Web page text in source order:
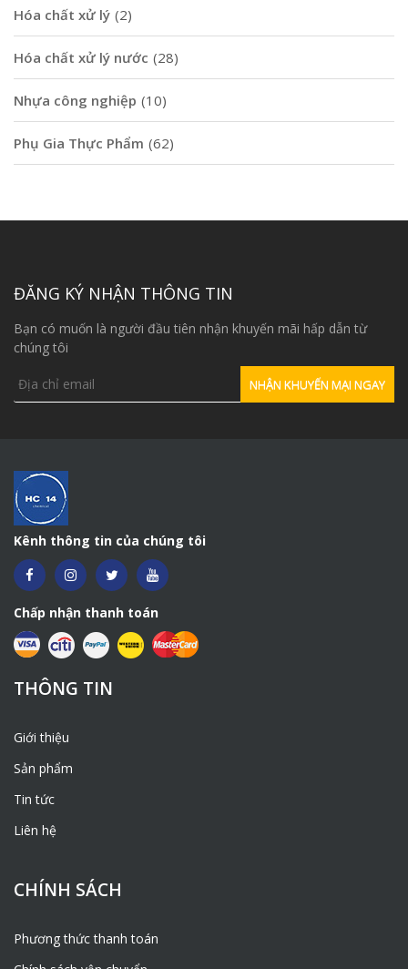
Hóa chất xử lý (2)
Hóa chất xử lý nước (28)
Nhựa công nghiệp (10)
Phụ Gia Thực Phẩm (62)
ĐĂNG KÝ NHẬN THÔNG TIN
Bạn có muốn là người đầu tiên nhận khuyến mãi hấp dẫn từ
chúng tôi
Kênh thông tin của chúng tôi
Chấp nhận thanh toán
THÔNG TIN
Giới thiệu
Sản phẩm
Tin tức
Liên hệ
CHÍNH SÁCH
Phương thức thanh toán